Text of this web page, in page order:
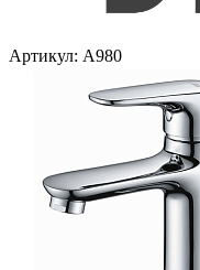
Артикул: A980